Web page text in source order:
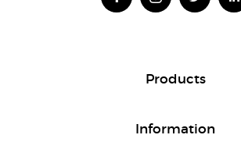
Products
Information